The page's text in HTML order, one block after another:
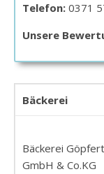
Telefon: 0371
Unsere
Bäckerei
Bäckerei Göpfert
GmbH & Co.KG